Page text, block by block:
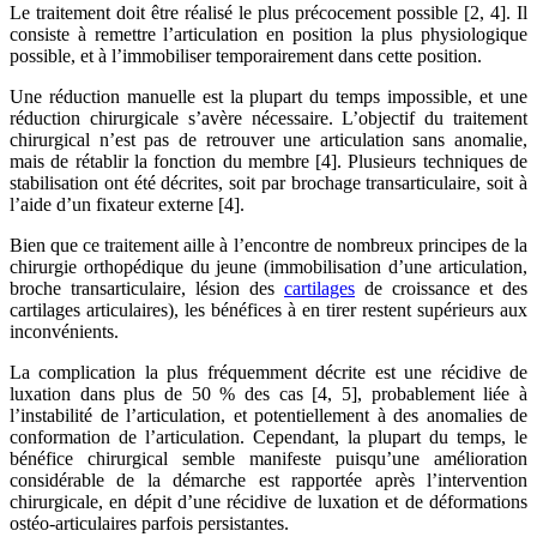
Le traitement doit être réalisé le plus précocement possible [2, 4]. Il
consiste à remettre l’articulation en position la plus physiologique
possible, et à l’immobiliser temporairement dans cette position.
Une réduction manuelle est la plupart du temps impossible, et une
réduction chirurgicale s’avère nécessaire. L’objectif du traitement
chirurgical n’est pas de retrouver une articulation sans anomalie,
mais de rétablir la fonction du membre [4]. Plusieurs techniques de
stabilisation ont été décrites, soit par brochage transarticulaire, soit à
l’aide d’un fixateur externe [4].
Bien que ce traitement aille à l’encontre de nombreux principes de la
chirurgie orthopédique du jeune (immobilisation d’une articulation,
broche transarticulaire, lésion des cartilages de croissance et des
cartilages articulaires), les bénéfices à en tirer restent supérieurs aux
inconvénients.
La complication la plus fréquemment décrite est une récidive de
luxation dans plus de 50 % des cas [4, 5], probablement liée à
l’instabilité de l’articulation, et potentiellement à des anomalies de
conformation de l’articulation. Cependant, la plupart du temps, le
bénéfice chirurgical semble manifeste puisqu’une amélioration
considérable de la démarche est rapportée après l’intervention
chirurgicale, en dépit d’une récidive de luxation et de déformations
ostéo-articulaires parfois persistantes.